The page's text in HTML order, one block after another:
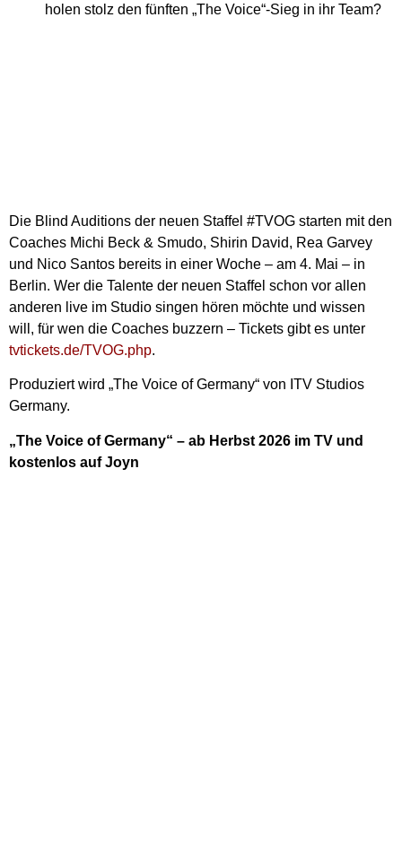
holen stolz den fünften „The Voice“-Sieg in ihr Team?
Die Blind Auditions der neuen Staffel #TVOG starten mit den
Coaches Michi Beck & Smudo, Shirin David, Rea Garvey
und Nico Santos bereits in einer Woche – am 4. Mai – in
Berlin. Wer die Talente der neuen Staffel schon vor allen
anderen live im Studio singen hören möchte und wissen
will, für wen die Coaches buzzern – Tickets gibt es unter
tvtickets.de/TVOG.php.
Produziert wird „The Voice of Germany“ von ITV Studios
Germany.
„The Voice of Germany“ – ab Herbst 2026 im TV und
kostenlos auf Joyn